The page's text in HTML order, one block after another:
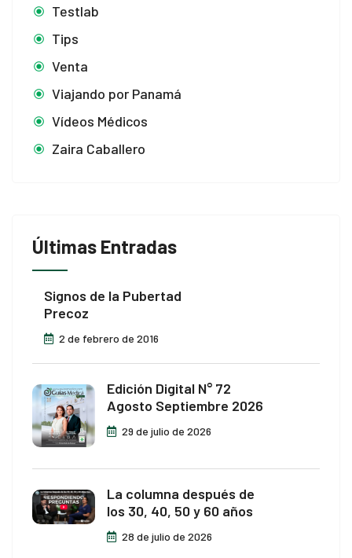
Testlab
Tips
Venta
Viajando por Panamá
Vídeos Médicos
Zaira Caballero
Últimas Entradas
Signos de la Pubertad
Precoz
2 de febrero de 2016
Edición Digital N° 72
Agosto Septiembre 2026
29 de julio de 2026
La columna después de
los 30, 40, 50 y 60 años
28 de julio de 2026